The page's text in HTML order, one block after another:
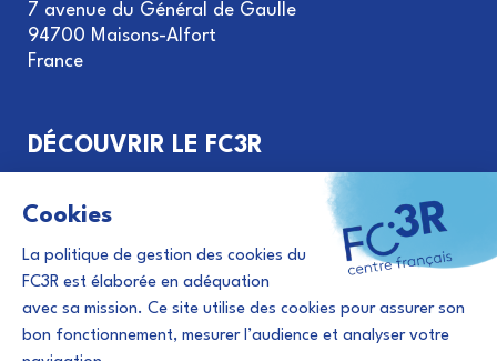
7 avenue du Général de Gaulle
94700 Maisons-Alfort
France
DÉCOUVRIR LE FC3R
Gouvernance du GIS FC3R
Financement de projets
Évènements et actualités 3R
Abonnement à la newsletter